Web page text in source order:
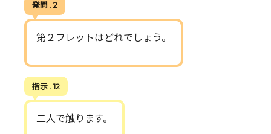
発問 . 2
第２フレットはどれでしょう。
指示 . 12
二人で触ります。